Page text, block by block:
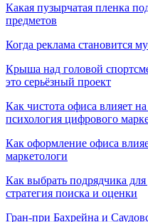
Какая пузырчатая пленка
предметов
Когда реклама становится
Крыша над головой
это серьёзный проект
Как чистота офиса влияет
психология цифрового
Как оформление офиса
маркетологи
Как выбрать подрядчика
стратегия поиска и оценки
Гран-при Бахрейна и